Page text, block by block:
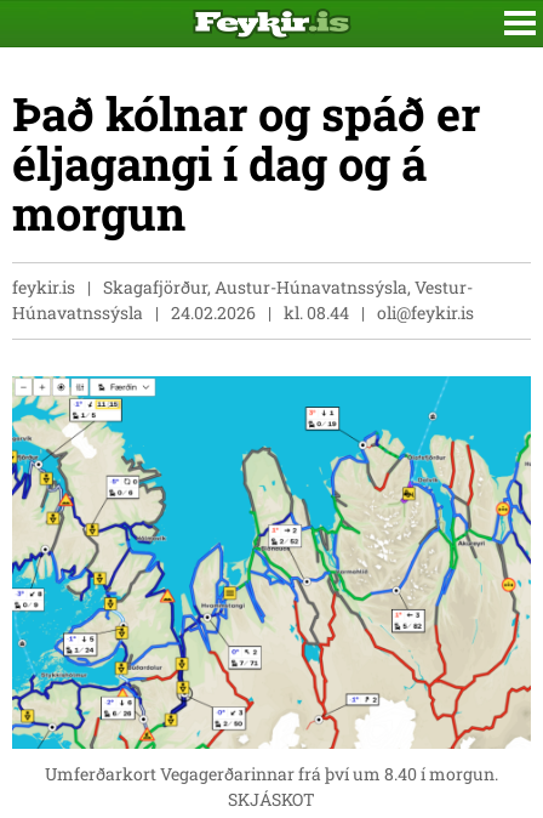
Það kólnar og spáð er
éljagangi í dag og á
morgun
feykir.is
Skagafjörður, Austur-Húnavatnssýsla, Vestur-
Húnavatnssýsla
24.02.2026 kl. 08.44 oli@feykir.is
Umferðarkort Vegagerðarinnar frá því um 8.40 í morgun.
SKJÁSKOT